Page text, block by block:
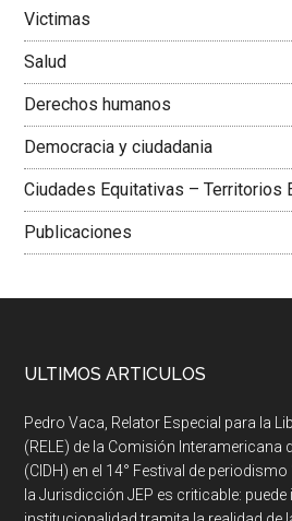
Victimas
Salud
Derechos humanos
Democracia y ciudadania
Ciudades Equitativas – Territorios
Publicaciones
ULTIMOS ARTICULOS
Pedro Vaca, Relator Especial para la
(RELE) de la Comisión Interamericana
(CIDH) en el 14° Festival de periodismo
la Jurisdicción JEP es criticable: